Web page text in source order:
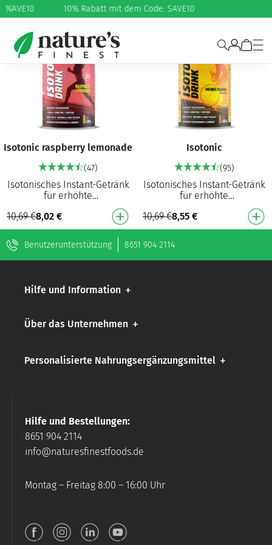
%
SAVE10 10% Rabatt mit dem Code: SAVE10
25%
Isotonic raspberry lemonade
(47)
Isotonisches Instant-Getränk
für erhöhte
Leistungsfähigkeit bei
körperlicher Aktivität. Ersetzt
…
10,69€8,02€
20%
Isotonic
(95)
Isotonisches Instant-Getränk
für erhöhte
Leistungsfähigkeit bei
körperlicher Aktivität. Ersetzt
10,69€8,55€
Benutzerunterstützung 8651 904 2114
Hilfe und Information
Über das Unternehmen
Personalisierte Nahrungsergänzungsmittel
Hilfe und Bestellungen:
8651 904 2114
info@naturesfinestfoods.de
Montag – Freitag 8:00 – 16:00 Uhr